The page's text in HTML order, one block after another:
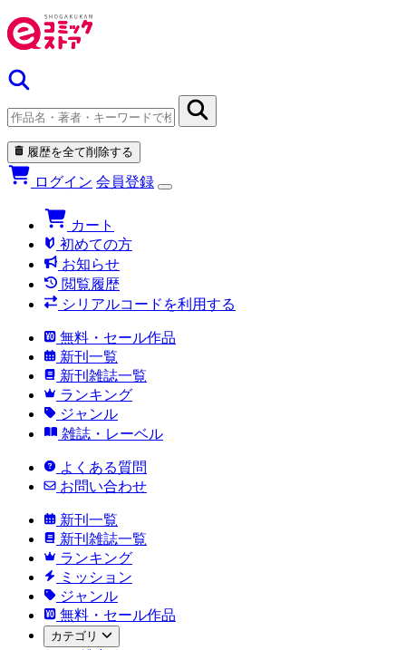
履歴を全て削除する
ログイン 会員登録
カート
初めての方
お知らせ
閲覧履歴
シリアルコードを利用する
無料・セール作品
新刊一覧
新刊雑誌一覧
ランキング
ジャンル
雑誌・レーベル
よくある質問
お問い合わせ
新刊一覧
新刊雑誌一覧
ランキング
ミッション
ジャンル
無料・セール作品
カテゴリ